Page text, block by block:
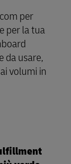
per
per la tua
da usare,
volumi in